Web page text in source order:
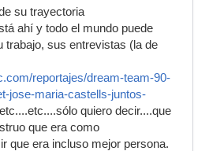
su trayectoria
ahí y todo el mundo puede
trabajo, sus entrevistas (la de
reportajes/dream-team-90-
jose-maria-castells-juntos-
quiero decir....que
que era como
que era incluso mejor persona.